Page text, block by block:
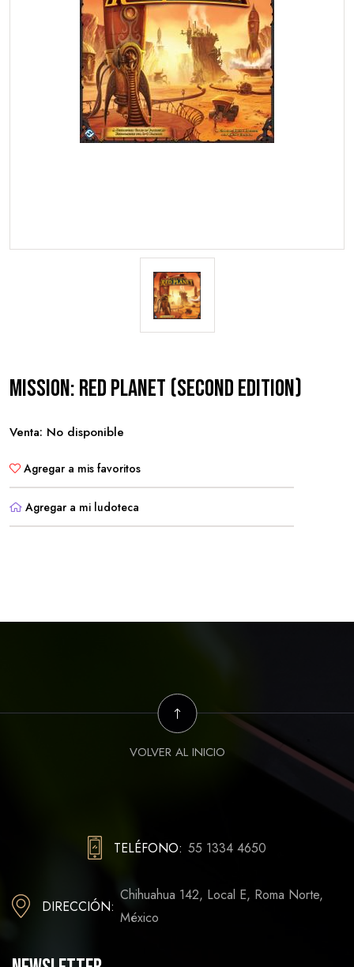
Mission: Red Planet (Second Edition)
Venta: No disponible
Agregar a mis favoritos
Agregar a mi ludoteca
VOLVER AL INICIO
TELÉFONO: 55 1334 4650
DIRECCIÓN:
Chihuahua 142, Local E, Roma Norte,
México